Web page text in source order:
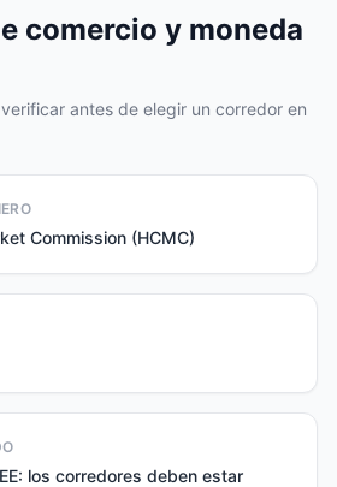
comercio y moneda
antes de elegir un corredor en
Commission (HCMC)
los corredores deben estar